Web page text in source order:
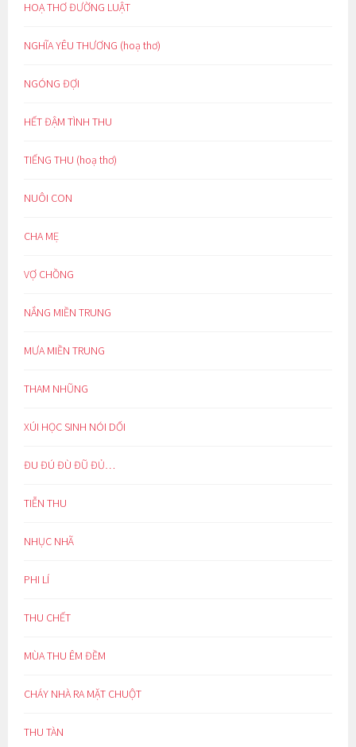
HOẠ THƠ ĐƯỜNG LUẬT
NGHĨA YÊU THƯƠNG (hoạ thơ)
NGÓNG ĐỢI
HẾT ĐẬM TÌNH THU
TIẾNG THU (hoạ thơ)
NUÔI CON
CHA MẸ
VỢ CHỒNG
NẮNG MIỀN TRUNG
MƯA MIỀN TRUNG
THAM NHŨNG
XÚI HỌC SINH NÓI DỐI
ĐU ĐÚ ĐÙ ĐŨ ĐỦ…
TIỄN THU
NHỤC NHÃ
PHI LÍ
THU CHẾT
MÙA THU ÊM ĐỀM
CHÁY NHÀ RA MẶT CHUỘT
THU TÀN